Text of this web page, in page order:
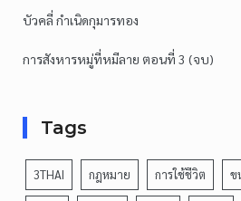
บัวคลี่ กำเนิดกุมารทอง
การสังหารหมู่ที่หมีลาย ตอนที่ 3 (จบ)
Tags
3THAI กฎหมาย การใช้ชีวิต ข